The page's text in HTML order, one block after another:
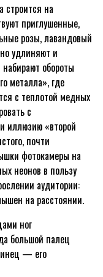
строится на
приглушенные,
розы, лавандовый
удлиняют и
обороты
металла», где
с теплотой медных
с
иллюзию «второй
почти
фотокамеры на
неонов в пользу
аудитории:
на расстоянии.
ног
большой палец
— его